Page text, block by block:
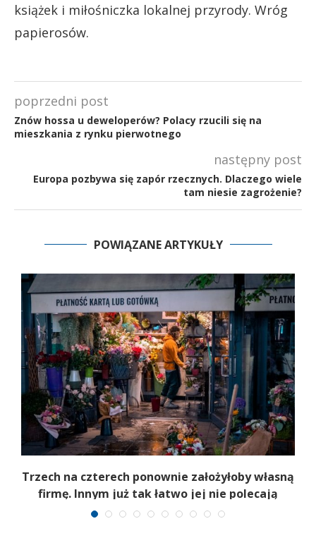
książek i miłośniczka lokalnej przyrody. Wróg
papierosów.
poprzedni post
Znów hossa u deweloperów? Polacy rzucili się na
mieszkania z rynku pierwotnego
następny post
Europa pozbywa się zapór rzecznych. Dlaczego wiele
tam niesie zagrożenie?
POWIĄZANE ARTYKUŁY
Trzech na czterech ponownie założyłoby własną
firmę. Innym już tak łatwo jej nie polecają